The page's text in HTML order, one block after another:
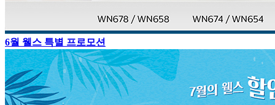
6월 웰스 특별 프로모션